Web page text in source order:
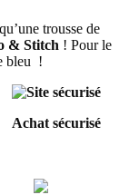
trousse de
& Stitch ! Pour le
bleu !
Achat sécurisé